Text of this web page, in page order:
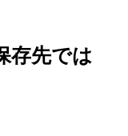
存先では